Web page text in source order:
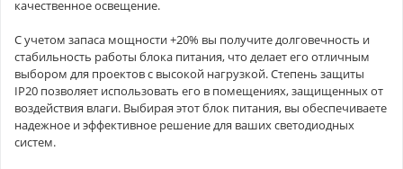
качественное освещение.
С учетом запаса мощности +20% вы получите долговечность и
стабильность работы блока питания, что делает его отличным
выбором для проектов с высокой нагрузкой. Степень защиты
IP20 позволяет использовать его в помещениях, защищенных от
воздействия влаги. Выбирая этот блок питания, вы обеспечиваете
надежное и эффективное решение для ваших светодиодных
систем.